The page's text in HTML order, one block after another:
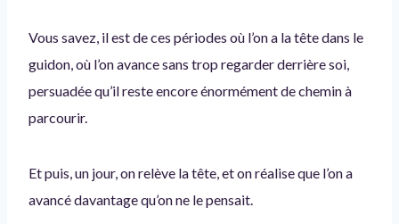
Vous savez, il est de ces périodes où l’on a la tête dans le
guidon, où l’on avance sans trop regarder derrière soi,
persuadée qu’il reste encore énormément de chemin à
parcourir.
Et puis, un jour, on relève la tête, et on réalise que l’on a
avancé davantage qu’on ne le pensait.